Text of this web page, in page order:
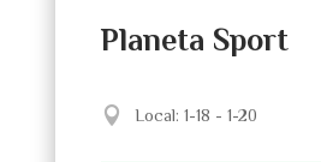
Planeta Sport
Local: 1-18 - 1-20